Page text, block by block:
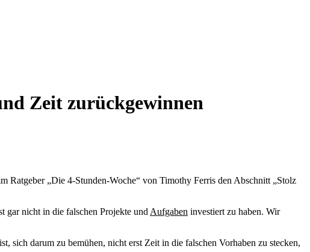
Zeit zurückgewinnen
Ratgeber „Die 4-Stunden-Woche“ von Timothy Ferris den Abschnitt „Stolz
gar nicht in die falschen Projekte und Aufgaben investiert zu haben. Wir
sich darum zu bemühen, nicht erst Zeit in die falschen Vorhaben zu stecken,